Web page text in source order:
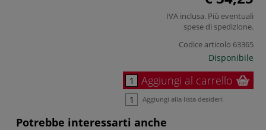
IVA inclusa. Più eventuali
spese di spedizione.
Codice articolo 63365
Disponibile
Aggiungi al carrello
Aggiungi alla lista desideri
Potrebbe interessarti anche